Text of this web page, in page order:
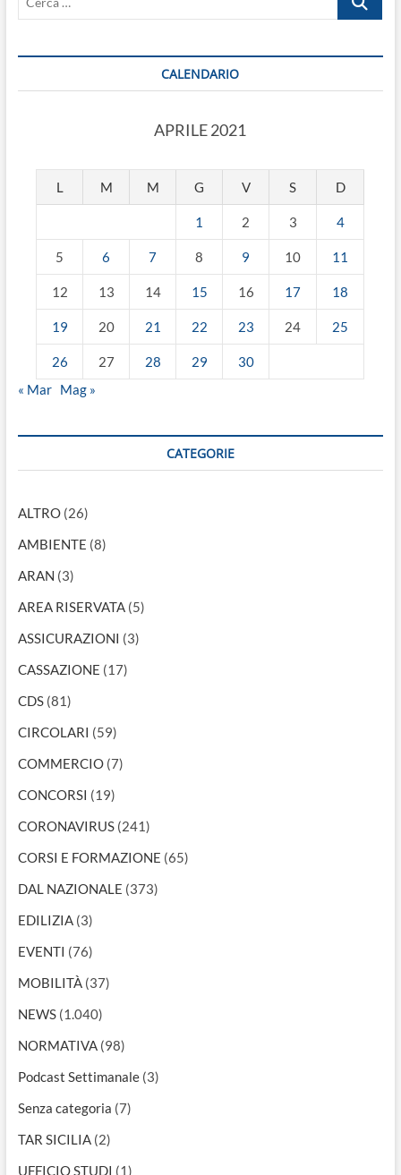
CALENDARIO
APRILE 2021
L M M G V S D
1 2 3 4
5 6 7 8 9 10 11
12 13 14 15 16 17 18
19 20 21 22 23 24 25
26 27 28 29
30
« Mar Mag »
CATEGORIE
ALTRO(26)
AMBIENTE (8)
ARAN (3)
AREA RISERVATA(5)
ASSICURAZIONI (3)
CASSAZIONE (17)
CDS(81)
CIRCOLARI (59)
COMMERCIO(7)
CONCORSI (19)
CORONAVIRUS(241)
CORSI E FORMAZIONE (65)
DAL NAZIONALE (373)
EDILIZIA(3)
EVENTI (76)
MOBILITÀ(37)
NEWS(1.040)
NORMATIVA(98)
Podcast Settimanale(3)
Senza categoria (7)
TAR SICILIA(2)
UFFICIO STUDI (1)